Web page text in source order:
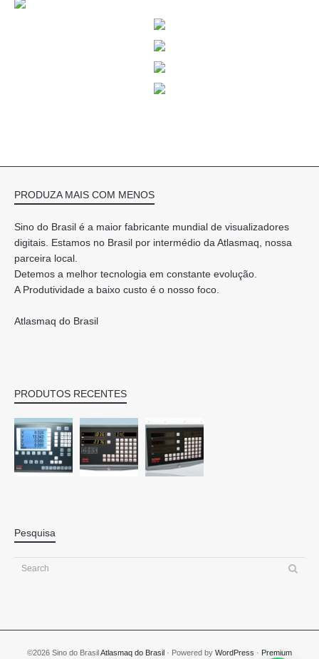
parceira local.
Detemos a melhor tecnologia em constante evolução.
A Produtividade a baixo custo é o nosso foco.